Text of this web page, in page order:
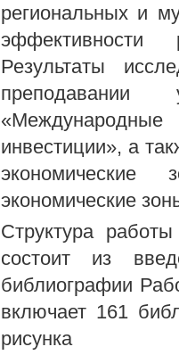
региональных и
эффективности
Результаты
инвестиции», а
экономические
Структура
состоит из
библиографии
включает 161
рисунка